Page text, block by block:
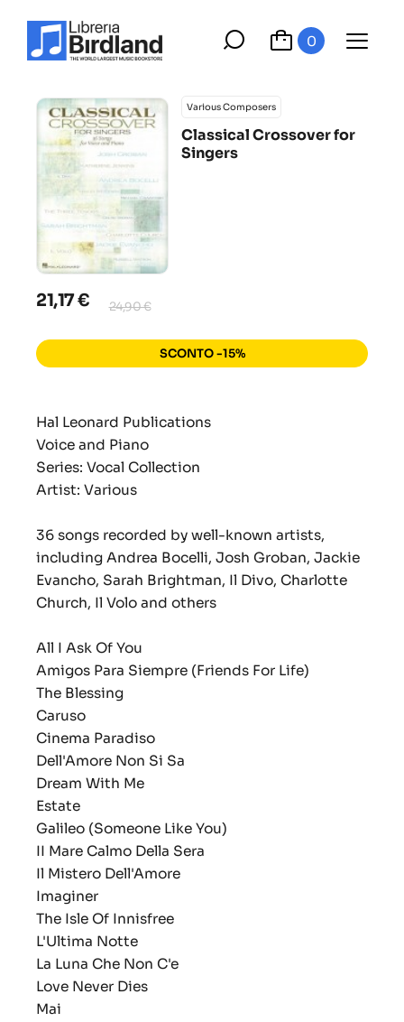
0
Various Composers
Classical Crossover for
Singers
21,17 € 24,90 €
SCONTO -15%
Hal Leonard Publications
Voice and Piano
Series: Vocal Collection
Artist: Various
36 songs recorded by well-known artists,
including Andrea Bocelli, Josh Groban, Jackie
Evancho, Sarah Brightman, Il Divo, Charlotte
Church, Il Volo and others
All I Ask Of You
Amigos Para Siempre (Friends For Life)
The Blessing
Caruso
Cinema Paradiso
Dell'Amore Non Si Sa
Dream With Me
Estate
Galileo (Someone Like You)
II Mare Calmo Della Sera
Il Mistero Dell'Amore
Imaginer
The Isle Of Innisfree
L'Ultima Notte
La Luna Che Non C'e
Love Never Dies
Mai